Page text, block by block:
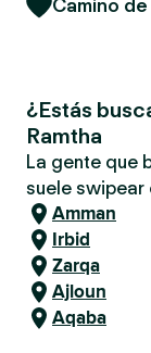
Camino
¿Estás
Ramtha
La gente que
suele swipear
Amman
Irbid
Zarqa
Ajloun
Aqaba